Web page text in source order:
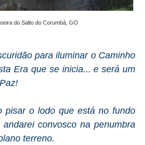
do Salto do Corumbá, GO
para iluminar o Caminho
Era que se inicia... e será um
pisar o lodo que está no fundo
convosco na penumbra
terreno.